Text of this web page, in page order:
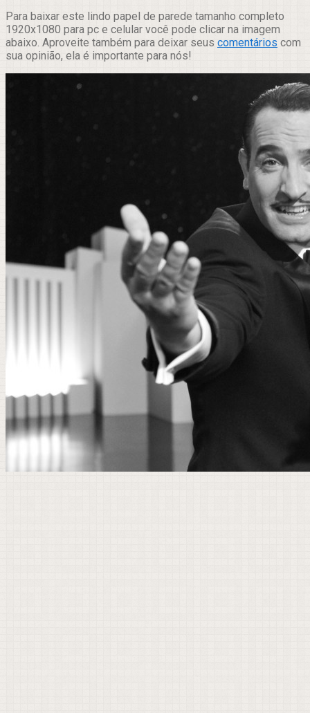
Para baixar este lindo papel de parede tamanho completo
1920x1080 para pc e celular você pode clicar na imagem
abaixo. Aproveite também para deixar seus comentários com
sua opinião, ela é importante para nós!